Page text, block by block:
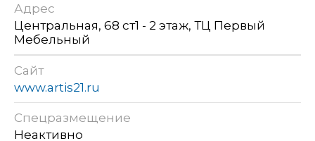
Адрес
Центральная, 68 ст1 - 2 этаж, ТЦ Первый
Мебельный
Сайт
www.artis21.ru
Спецразмещение
Неактивно